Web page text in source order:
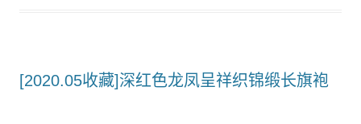
[2020.05收藏]深红色龙凤呈祥织锦缎长旗袍